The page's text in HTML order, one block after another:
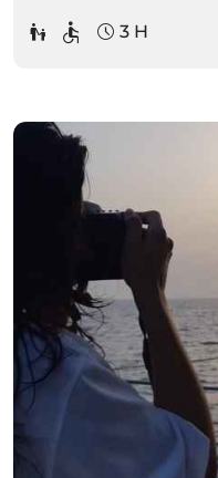
3 H